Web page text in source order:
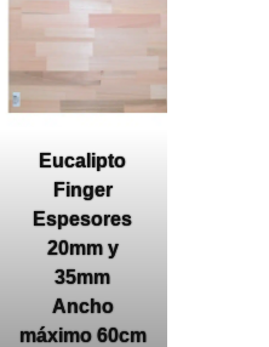
Eucalipto
Finger
Espesores
20mm y
35mm
Ancho
máximo 60cm